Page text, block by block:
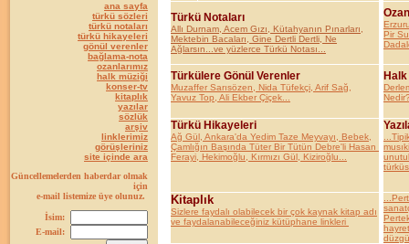
ana sayfa
türkü sözleri
türkü notaları
türkü hikayeleri
gönül verenler
bağlama-nota
ozanlarımız
halk müziği
konser-tv
kitaplık
yazılar
sözlük
arşiv
linklerimiz
görüşleriniz
site içinde ara
Güncellemelerden haberdar olmak
için
e-mail listemize üye olunuz.
İsim:
E-mail:
Türkü Notaları
Allı Durnam, Acem Gızı, Kütahyanın Pınarları,
Mektebin Bacaları, Gine Dertli Dertli, Ne
Ağlarsın...ve yüzlerce Türkü Notası...
Pir
Türkülere Gönül Verenler
Muzaffer Sarısözen, Nida Tüfekçi, Arif Sağ,
Yavuz Top, Ali Ekber Çiçek...
Türkü Hikayeleri
Ağ Gül, Ankara'da Yedim Taze Meyvayı, Bebek,
Çamlığın Başında Tüter Bir Tütün Debre'li Hasan
Ferayi, Hekimoğlu, Kırmızı Gül, Kiziroğlu...
Kitaplık
Sizlere faydalı olabilecek bir çok kaynak kitap adı
ve faydalanabileceğiniz kütüphane linkleri